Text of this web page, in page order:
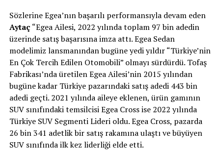
Sözlerine Egea’nın başarılı performansıyla devam eden
Aytaç “Egea Ailesi, 2022 yılında toplam 97 bin adedin
üzerinde satış başarısına imza attı. Egea Sedan
modelimiz lansmanından bugüne yedi yıldır “Türkiye’nin
En Çok Tercih Edilen Otomobili” olmayı sürdürdü. Tofaş
Fabrikası’nda üretilen Egea Ailesi’nin 2015 yılından
bugüne kadar Türkiye pazarındaki satış adedi 443 bin
adedi geçti. 2021 yılında aileye eklenen, ürün gamının
SUV sınıfındaki temsilcisi Egea Cross ise 2022 yılında
Türkiye SUV Segmenti Lideri oldu. Egea Cross, pazarda
26 bin 341 adetlik bir satış rakamına ulaştı ve büyüyen
SUV sınıfında ilk kez liderliği elde etti.